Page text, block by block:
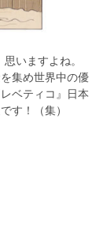
いますよね。
集め世界中の優
ベティコ』日本
す！（集）